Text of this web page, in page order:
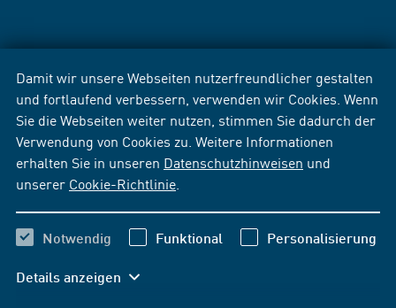
Damit wir unsere Webseiten nutzerfreundlicher gestalten
und fortlaufend verbessern, verwenden wir Cookies. Wenn
Sie die Webseiten weiter nutzen, stimmen Sie dadurch der
Verwendung von Cookies zu. Weitere Informationen
erhalten Sie in unseren Datenschutzhinweisen und
unserer Cookie-Richtlinie
Notwendig Funktional Personalisierung
Details anzeigen